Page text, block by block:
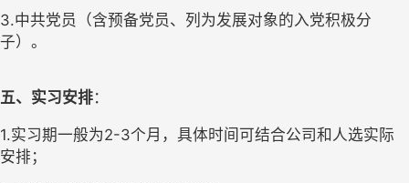
3.中共党员（含预备党员、列为发展对象的入党积极分
子）。
五、实习安排：
1.实习期一般为2-3个月，具体时间可结合公司和人选实际
安排；